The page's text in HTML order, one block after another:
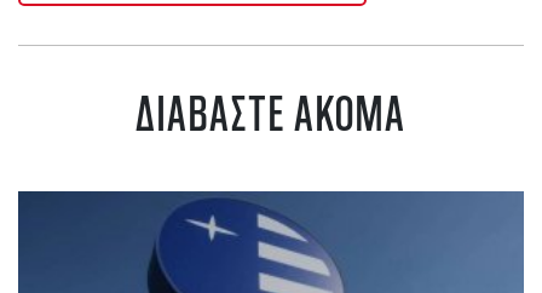
ΔΙΑΒΑΣΤΕ ΑΚΟΜΑ